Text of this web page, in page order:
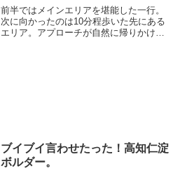
前半ではメインエリアを堪能した一行。
次に向かったのは10分程歩いた先にある
エリア。アプローチが自然に帰りかけて
ブイブイ言わせたった！高知仁淀
ボルダー。